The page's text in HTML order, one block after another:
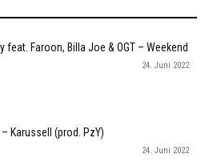
feat. Faroon, Billa Joe & OGT – Weekend
24. Juni 2022
Karussell (prod. PzY)
24. Juni 2022